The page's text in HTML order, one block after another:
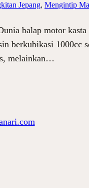
Jepang, Mengintip
balap motor
berkubikasi 1000cc
melainkan…